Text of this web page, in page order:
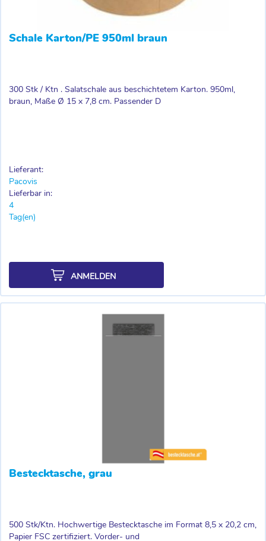
Schale Karton/PE 950ml braun
300 Stk / Ktn . Salatschale aus beschichtetem Karton. 950ml,
braun, Maße Ø 15 x 7,8 cm. Passender D
Lieferant:
Pacovis
Lieferbar in:
4
Tag(en)
ANMELDEN
Bestecktasche, grau
500 Stk/Ktn. Hochwertige Bestecktasche im Format 8,5 x 20,2 cm,
Papier FSC zertifiziert. Vorder- und